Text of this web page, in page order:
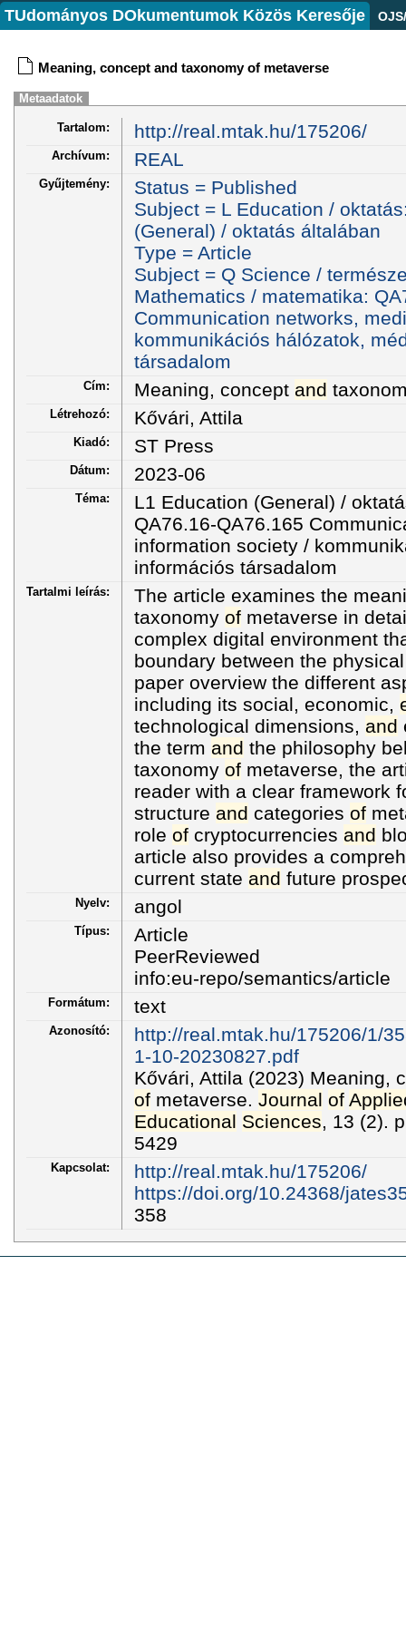
TUdományos DOkumentumok Közös Keresője
Meaning, concept and taxonomy of metaverse
Metaadatok
Tartalom: http://real.mtak.hu/175206/
Archívum: REAL
Gyűjtemény:
Status = Published
Subject = L Education /
(General) / oktatás általában
Type = Article
Subject = Q Science /
Mathematics / matematika:
Communication networks,
kommunikációs hálózatok,
társadalom
Cím: Meaning, concept and
Létrehozó: Kővári, Attila
Kiadó: ST Press
Dátum: 2023-06
Téma:
L1 Education (General) /
QA76.16-QA76.165
information society /
információs társadalom
Tartalmi leírás:
The article examines the
taxonomy ofmetaverse in
complex digital environment
boundary between the
paper overview the different
including its social, economic,
technological dimensions, and
the term and the philosophy
taxonomy ofmetaverse, the
reader with a clear framework
structure and categories of
role ofcryptocurrencies and
article also provides a
current state and future
Nyelv: angol
Típus:
Article
PeerReviewed
info:eu-repo/semantics/article
Formátum: text
Azonosító:
http://real.mtak.hu/175206/1/
1-10-20230827.pdf
Kővári, Attila (2023) Meaning,
ofmetaverse. Journal of
Educational Sciences, 13 (2).
5429
Kapcsolat:
http://real.mtak.hu/175206/
https://doi.org/10.24368/
358